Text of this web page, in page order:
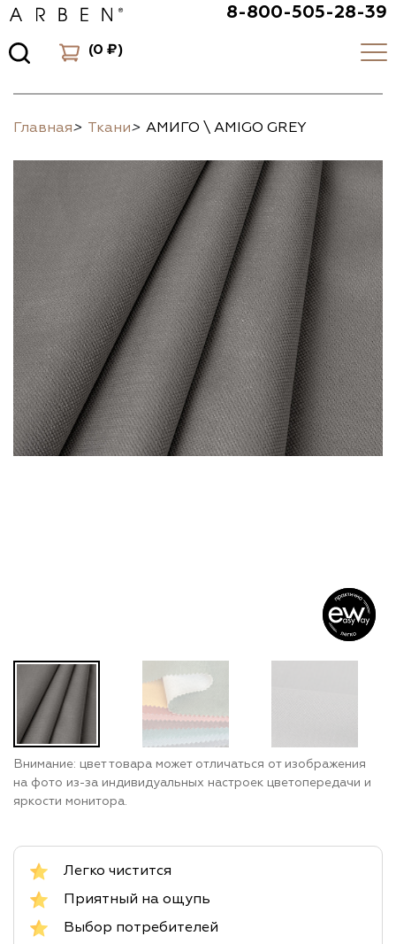
8-800-505-28-39
(0 ₽)
Главная> Ткани> АМИГО \ AMIGO GREY
Внимание: цвет товара может отличаться от изображения
на фото из-за индивидуальных настроек цветопередачи и
яркости монитора.
Легко чистится
Приятный на ощупь
Выбор потребителей